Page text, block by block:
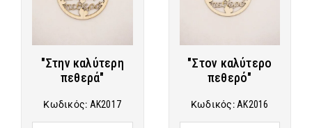
"Στην καλύτερη
πεθερά"
Κωδικός: AK2017
"Στον καλύτερο
πεθερό"
Κωδικός: AK2016